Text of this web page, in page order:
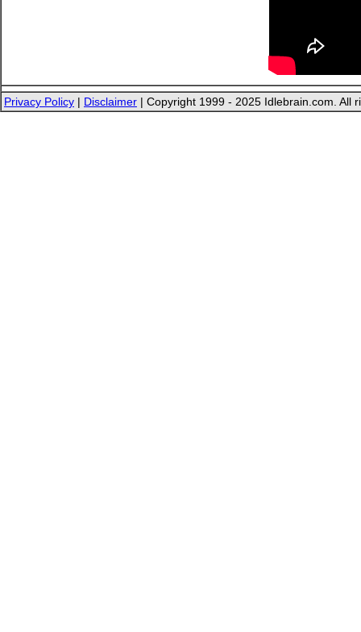
Privacy Policy | Disclaimer | Copyright 1999 - 2025 Idlebrain.com. All